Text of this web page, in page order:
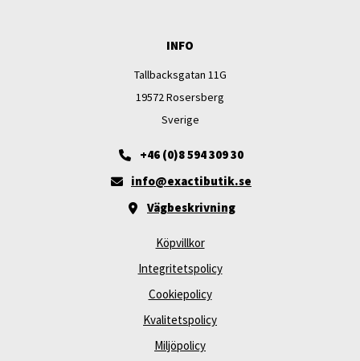
INFO
Tallbacksgatan 11G
19572 Rosersberg
Sverige
+46 (0)8 594 309 30
info@exactibutik.se
Vägbeskrivning
Köpvillkor
Integritetspolicy
Cookiepolicy
Kvalitetspolicy
Miljöpolicy